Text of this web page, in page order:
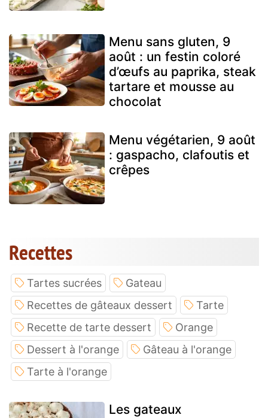
Menu sans gluten, 9
août : un festin coloré
d’œufs au paprika, steak
tartare et mousse au
chocolat
Menu végétarien, 9 août
: gaspacho, clafoutis et
crêpes
Recettes
Tartes sucrées
Gateau
Recettes de gâteaux dessert
Tarte
Recette de tarte dessert
Orange
Dessert à l'orange
Gâteau à l'orange
Tarte à l'orange
Les gateaux